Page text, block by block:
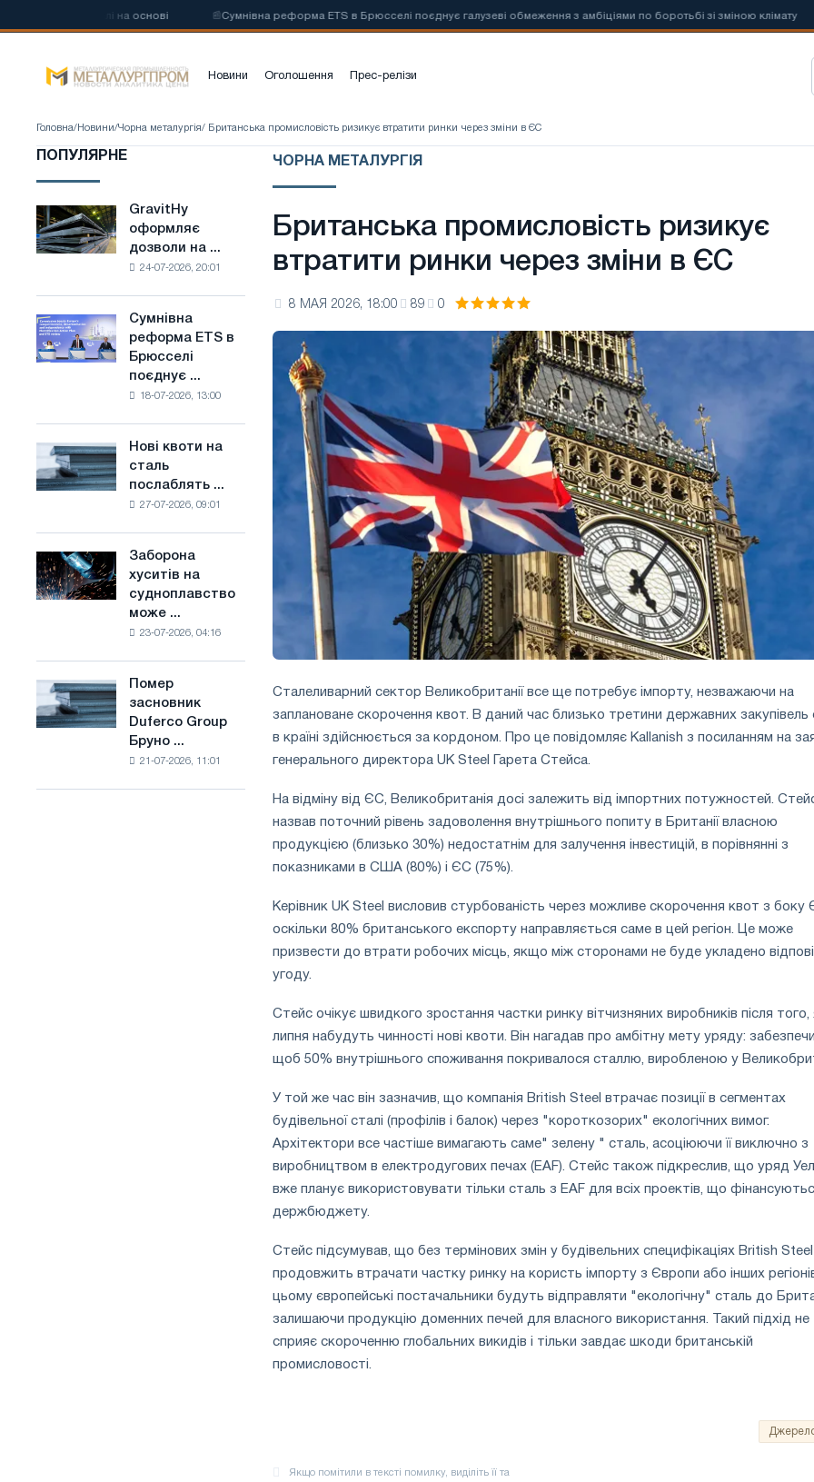
сталі на основі Сумнівна реформа ETS в Брюсселі поєднує галузеві обмеження з амбіціями по боротьбі зі зміною клімату
Новини Оголошення Прес-релізи
Головна/ Новини/Чорна металургія/ Британська промисловість ризикує втратити ринки через зміни в ЄС
ПОПУЛЯРНЕ
GravitHy
оформляє
дозволи
з
виробництва
низьковуглецевої
основі
водню
Франції
GravitHy
оформляє
дозволи на ...
24-07-2026, 20:01
Сумнівна
реформа
ETS
обмеження
з
боротьбі
зі
зміною
клімату
Сумнівна
реформа ETS в
Брюсселі
поєднує ...
18-07-2026, 13:00
Нові
квоти
на
в
Сполученому
Нові квоти на
сталь
послаблять ...
27-07-2026, 09:01
Заборона
хуситів
на
судноплавство
Саудівської
сталі
Заборона
хуситів на
судноплавство
може ...
23-07-2026, 04:16
Помер
засновник
Duferco
Помер
засновник
Duferco Group
Бруно ...
21-07-2026, 11:01
ЧОРНА МЕТАЛУРГІЯ
Британська промисловість ризикує
втратити ринки через зміни в ЄС
8 МАЯ 2026, 18:00 89 0
Сталеливарний сектор Великобританії все ще потребує імпорту, незважаючи на
заплановане скорочення квот. В даний час близько третини державних закупівель
в країні здійснюється за кордоном. Про це повідомляє Kallanish з посиланням на
генерального директора UK Steel Гарета Стейса.
На відміну від ЄС, Великобританія досі залежить від імпортних потужностей.
назвав поточний рівень задоволення внутрішнього попиту в Британії власною
продукцією (близько 30%) недостатнім для залучення інвестицій, в порівнянні з
показниками в США (80%) і ЄС (75%).
Керівник UK Steel висловив стурбованість через можливе скорочення квот з боку
оскільки 80% британського експорту направляється саме в цей регіон. Це може
призвести до втрати робочих місць, якщо між сторонами не буде укладено
угоду.
Стейс очікує швидкого зростання частки ринку вітчизняних виробників після того,
липня набудуть чинності нові квоти. Він нагадав про амбітну мету уряду:
щоб 50% внутрішнього споживання покривалося сталлю, виробленою у
У той же час він зазначив, що компанія British Steel втрачає позиції в сегментах
будівельної сталі (профілів і балок) через "короткозорих" екологічних вимог.
Архітектори все частіше вимагають саме" зелену " сталь, асоціюючи її виключно з
виробництвом в електродугових печах (EAF). Стейс також підкреслив, що уряд
вже планує використовувати тільки сталь з EAF для всіх проектів, що
держбюджету.
Стейс підсумував, що без термінових змін у будівельних специфікаціях British Steel
продовжить втрачати частку ринку на користь імпорту з Європи або інших
цьому європейські постачальники будуть відправляти "екологічну" сталь до
залишаючи продукцію доменних печей для власного використання. Такий підхід не
сприяє скороченню глобальних викидів і тільки завдає шкоди британській
промисловості.